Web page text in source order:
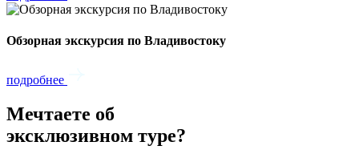
Обзорная экскурсия по Владивостоку
подробнее
Мечтаете об
эксклюзивном туре?